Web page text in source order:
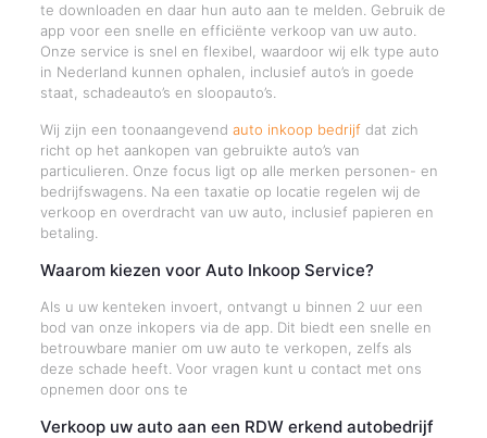
te downloaden en daar hun auto aan te melden. Gebruik de
app voor een snelle en efficiënte verkoop van uw auto.
Onze service is snel en flexibel, waardoor wij elk type auto
in Nederland kunnen ophalen, inclusief auto’s in goede
staat, schadeauto’s en sloopauto’s.
Wij zijn een toonaangevend auto inkoop bedrijfdat zich
richt op het aankopen van gebruikte auto’s van
particulieren. Onze focus ligt op alle merken personen- en
bedrijfswagens. Na een taxatie op locatie regelen wij de
verkoop en overdracht van uw auto, inclusief papieren en
betaling.
Waarom kiezen voor Auto Inkoop Service?
Als u uw kenteken invoert, ontvangt u binnen 2 uur een
bod van onze inkopers via de app. Dit biedt een snelle en
betrouwbare manier om uw auto te verkopen, zelfs als
deze schade heeft. Voor vragen kunt u contact met ons
opnemen door ons te
Verkoop uw auto aan een RDW erkend autobedrijf